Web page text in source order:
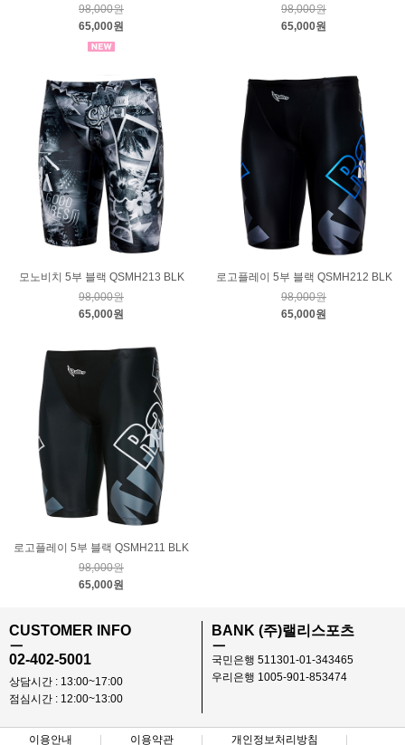
98,000원
65,000원
98,000원
65,000원
모노비치 5부 블랙 QSMH213 BLK
98,000원
65,000원
로고플레이 5부 블랙 QSMH212 BLK
98,000원
65,000원
로고플레이 5부 블랙 QSMH211 BLK
98,000원
65,000원
CUSTOMER INFO
ㅡ
02-402-5001
상담시간 : 13:00~17:00
점심시간 : 12:00~13:00
BANK (주)랠리스포츠
ㅡ
국민은행 511301-01-343465
우리은행 1005-901-853474
이용안내 이용약관 개인정보처리방침